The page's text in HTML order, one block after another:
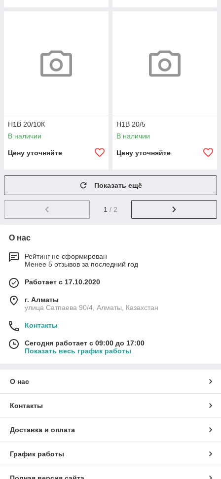
Н1В 20/10К
В наличии
Цену уточняйте
Н1В 20/5
В наличии
Цену уточняйте
Показать ещё
1 / 2
О нас
Рейтинг не сформирован
Менее 5 отзывов за последний год
Работает с 17.10.2020
г. Алматы
улица Сатпаева 90/4, Алматы, Казахстан
Контакты
Сегодня работает с 09:00 до 17:00
Показать весь график работы
О нас
Контакты
Доставка и оплата
График работы